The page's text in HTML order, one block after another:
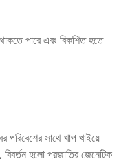
পারে এবং বিকশিত হতে
সাথে খাপ খাইয়ে
হলো প্রজাতির জেনেটিক